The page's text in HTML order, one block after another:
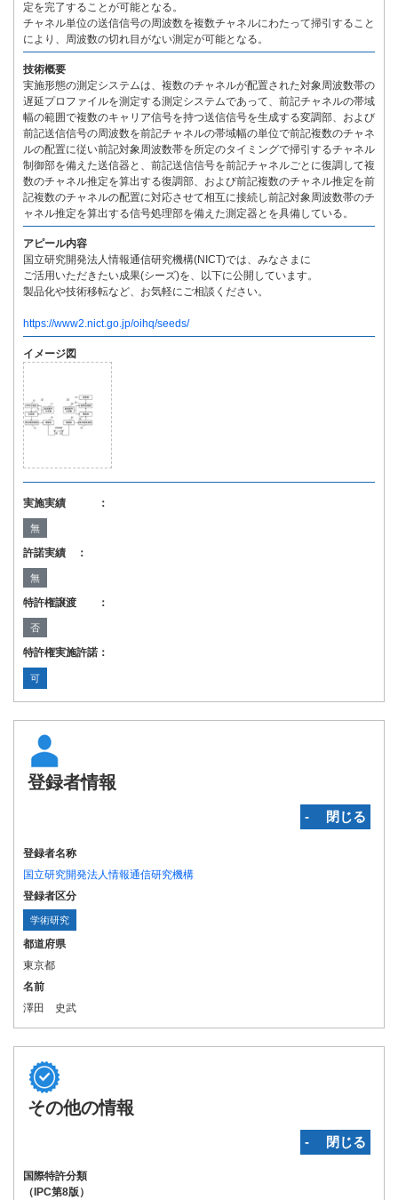
定を完了することが可能となる。
チャネル単位の送信信号の周波数を複数チャネルにわたって掃引すること
により、周波数の切れ目がない測定が可能となる。
技術概要
実施形態の測定システムは、複数のチャネルが配置された対象周波数帯の
遅延プロファイルを測定する測定システムであって、前記チャネルの帯域
幅の範囲で複数のキャリア信号を持つ送信信号を生成する変調部、および
前記送信信号の周波数を前記チャネルの帯域幅の単位で前記複数のチャネ
ルの配置に従い前記対象周波数帯を所定のタイミングで掃引するチャネル
制御部を備えた送信器と、前記送信信号を前記チャネルごとに復調して複
数のチャネル推定を算出する復調部、および前記複数のチャネル推定を前
記複数のチャネルの配置に対応させて相互に接続し前記対象周波数帯のチ
ャネル推定を算出する信号処理部を備えた測定器とを具備している。
アピール内容
国立研究開発法人情報通信研究機構(NICT)では、みなさまに
ご活用いただきたい成果(シーズ)を、以下に公開しています。
製品化や技術移転など、お気軽にご相談ください。
https://www2.nict.go.jp/oihq/seeds/
イメージ図
実施実績 ：
無
許諾実績 ：
無
特許権譲渡 ：
否
特許権実施許諾：
可
登録者情報
‐ 閉じる
登録者名称
国立研究開発法人情報通信研究機構
登録者区分
学術研究
都道府県
東京都
名前
澤田 史武
その他の情報
‐ 閉じる
国際特許分類
（IPC第8版）